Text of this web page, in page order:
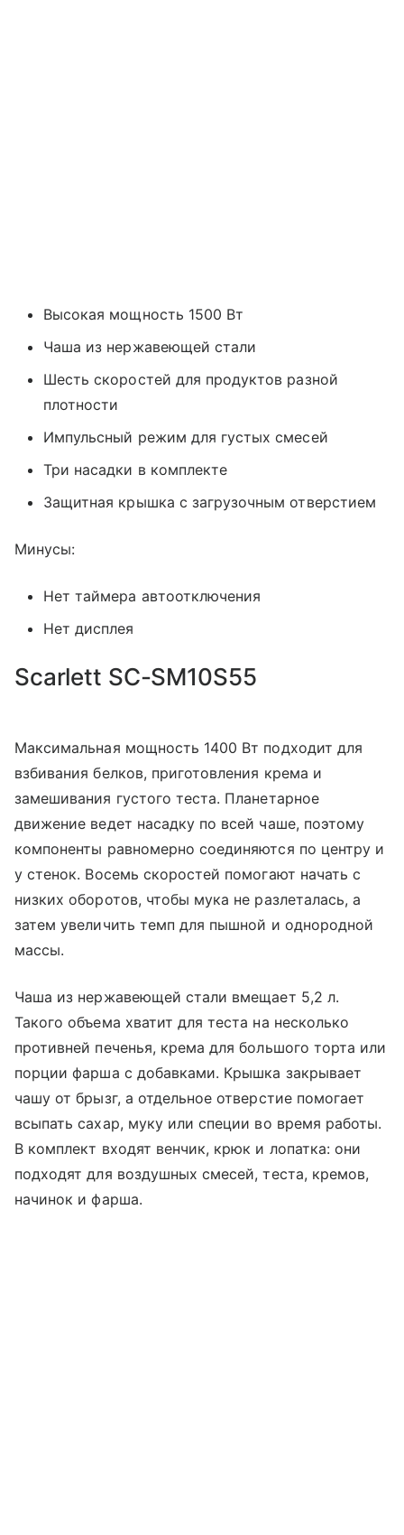
Высокая мощность 1500 Вт
Чаша из нержавеющей стали
Шесть скоростей для продуктов разной
плотности
Импульсный режим для густых смесей
Три насадки в комплекте
Защитная крышка с загрузочным отверстием
Минусы:
Нет таймера автоотключения
Нет дисплея
Scarlett SC-SM10S55
Максимальная мощность 1400 Вт подходит для
взбивания белков, приготовления крема и
замешивания густого теста. Планетарное
движение ведет насадку по всей чаше, поэтому
компоненты равномерно соединяются по центру и
у стенок. Восемь скоростей помогают начать с
низких оборотов, чтобы мука не разлеталась, а
затем увеличить темп для пышной и однородной
массы.
Чаша из нержавеющей стали вмещает 5,2 л.
Такого объема хватит для теста на несколько
противней печенья, крема для большого торта или
порции фарша с добавками. Крышка закрывает
чашу от брызг, а отдельное отверстие помогает
всыпать сахар, муку или специи во время работы.
В комплект входят венчик, крюк и лопатка: они
подходят для воздушных смесей, теста, кремов,
начинок и фарша.